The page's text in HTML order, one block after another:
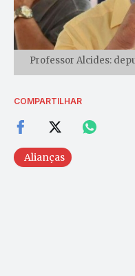
Professor Alcides:
COMPARTILHAR
Alianças